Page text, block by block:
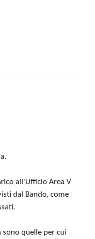
all'Ufficio Area V
dal Bando, come
sono quelle per cui